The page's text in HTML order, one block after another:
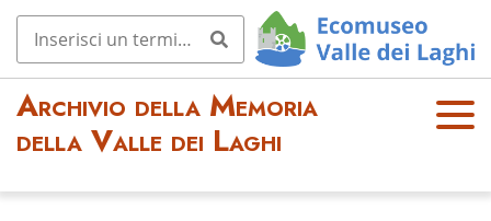
Archivio della Memoria
della Valle dei Laghi
OPE